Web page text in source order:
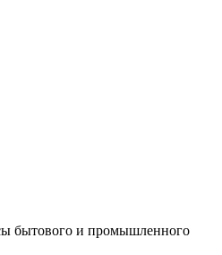
бытового и промышленного